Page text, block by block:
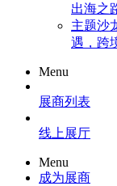
出海之
主题沙
遇，跨
Menu
展商列表
线上展厅
Menu
成为展商